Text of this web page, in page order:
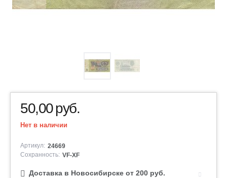
50,00руб.
Нет в наличии
Артикул: 24669
Сохранность: VF-XF
Доставка в Новосибирске от 200 руб.